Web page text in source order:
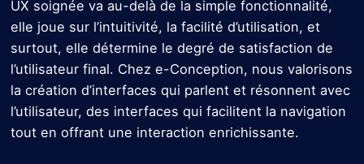
UX soignée va au-delà de la simple fonctionnalité,
elle joue sur l’intuitivité, la facilité d’utilisation, et
surtout, elle détermine le degré de satisfaction de
l’utilisateur final. Chez e-Conception, nous valorisons
la création d’interfaces qui parlent et résonnent avec
l’utilisateur, des interfaces qui facilitent la navigation
tout en offrant une interaction enrichissante.